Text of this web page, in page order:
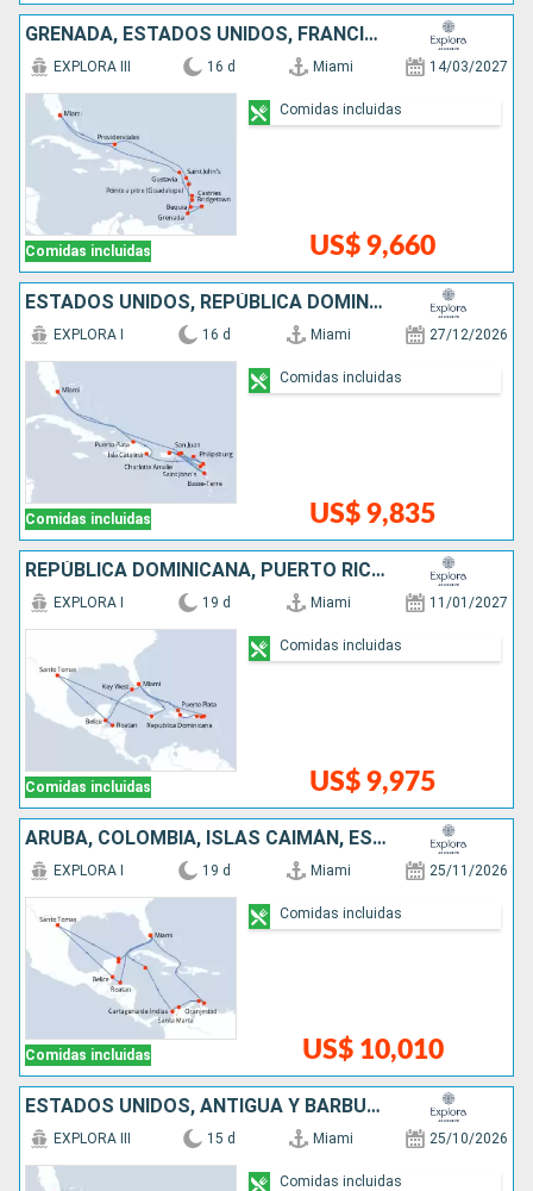
GRENADA, ESTADOS UNIDOS, FRANCIA, SAN VINCENT Y LAS GRANADINAS, BARBADOS, ANTIGUA Y BARBUDA, SANTA LUCIA
Comidas incluidas
EXPLORA III 16 d Miami 14/03/2027
US$ 9,660
Comidas incluidas
ESTADOS UNIDOS, REPÚBLICA DOMINICANA, ANTIGUA Y BARBUDA, PUERTO RICO, SAN MARTÍN, REINO UNIDO
Comidas incluidas
EXPLORA I 16 d Miami 27/12/2026
US$ 9,835
Comidas incluidas
REPÚBLICA DOMINICANA, PUERTO RICO, ESTADOS UNIDOS, JAMAICA, HONDURAS, BELICE
Comidas incluidas
EXPLORA I 19 d Miami 11/01/2027
US$ 9,975
Comidas incluidas
ARUBA, COLOMBIA, ISLAS CAIMÁN, ESTADOS UNIDOS, MÉXICO, BELICE, HONDURAS
Comidas incluidas
EXPLORA I 19 d Miami 25/11/2026
US$ 10,010
Comidas incluidas
ESTADOS UNIDOS, ANTIGUA Y BARBUDA, SAN MARTÍN, PUERTO RICO, FRANCIA
EXPLORA III 15 d Miami 25/10/2026
Comidas incluidas